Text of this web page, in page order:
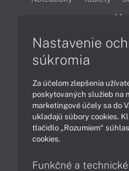
Nastavenie
súkromia
Za účelom zlepšenia
poskytovaných služieb na
marketingové účely sa do
ukladajú súbory cookies.
tlačidlo „Rozumiem“
cookies.
Funkčné a